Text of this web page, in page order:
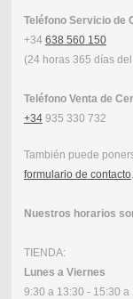
Teléfono Servicio de
+34 638 560 150
(24 horas 365 días
Teléfono Venta de
+34935 330 732
También puede
formulario de contacto.
Nuestros horarios
TIENDA:
Lunes a Viernes
9:30 a 13:30 - 15:30 a